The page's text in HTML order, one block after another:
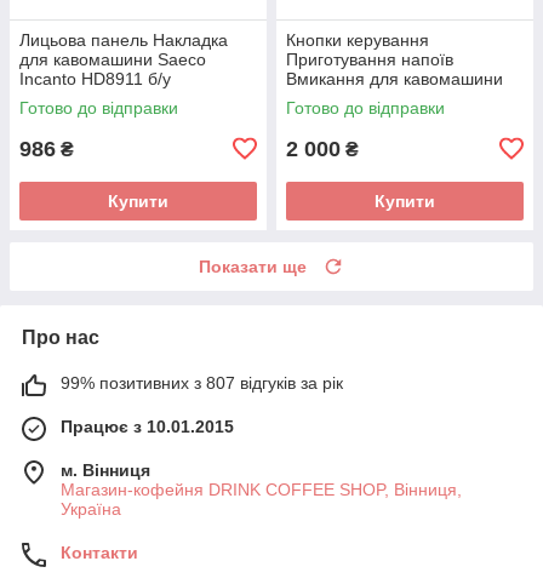
Лицьова панель Накладка
для кавомашини Saeco
Incanto HD8911 б/у
Готово до відправки
986 ₴
Купити
Кнопки керування
Приготування напоїв
Вмикання для кавомашини
Saeco Incanto HD8911 б/у
Готово до відправки
2 000 ₴
Купити
Показати ще
Про нас
99% позитивних з 807 відгуків за рік
Працює з 10.01.2015
м. Вінниця
Магазин-кофейня DRINK COFFEE SHOP, Вінниця,
Україна
Контакти